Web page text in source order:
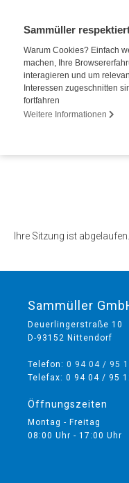
Sammüller
Warum Cookies? Einfach
machen, Ihre
interagieren und um
Interessen zugeschnitten
fortfahren
Weitere Informationen
Ihre Sitzung ist
Sammüller
Deuerlingerstraße 10
D-93152 Nittendorf
Telefon: 0 94 04 / 95
Telefax: 0 94 04 / 95
Öffnungszeiten
Montag - Freitag
08:00 Uhr - 17:00 Uhr